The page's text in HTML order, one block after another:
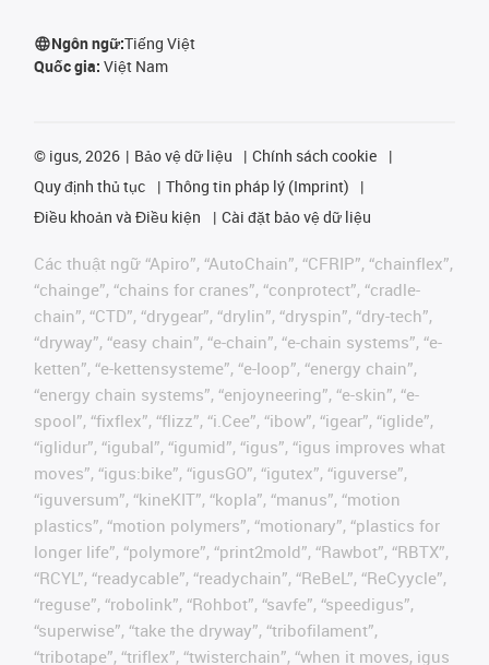
Ngôn ngữ:Tiếng Việt
Quốc gia: Việt Nam
© igus, 2026 Bảo vệ dữ liệu
Chính sách cookie
Quy định thủ tục
Thông tin pháp lý (Imprint)
Điều khoản và Điều kiện
Cài đặt bảo vệ dữ liệu
Các thuật ngữ “Apiro”, “AutoChain”, “CFRIP”, “chainflex”,
“chainge”, “chains for cranes”, “conprotect”, “cradle-
chain”, “CTD”, “drygear”, “drylin”, “dryspin”, “dry-tech”,
“dryway”, “easy chain”, “e-chain”, “e-chain systems”, “e-
ketten”, “e-kettensysteme”, “e-loop”, “energy chain”,
“energy chain systems”, “enjoyneering”, “e-skin”, “e-
spool”, “fixflex”, “flizz”, “i.Cee”, “ibow”, “igear”, “iglide”,
“iglidur”, “igubal”, “igumid”, “igus”, “igus improves what
moves”, “igus:bike”, “igusGO”, “igutex”, “iguverse”,
“iguversum”, “kineKIT”, “kopla”, “manus”, “motion
plastics”, “motion polymers”, “motionary”, “plastics for
longer life”, “polymore”, “print2mold”, “Rawbot”, “RBTX”,
“RCYL”, “readycable”, “readychain”, “ReBeL”, “ReCyycle”,
“reguse”, “robolink”, “Rohbot”, “savfe”, “speedigus”,
“superwise”, “take the dryway”, “tribofilament”,
“tribotape”, “triflex”, “twisterchain”, “when it moves, igus